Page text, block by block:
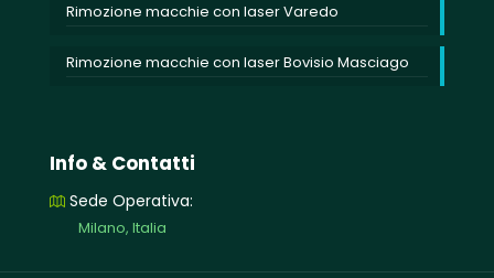
Rimozione macchie con laser Varedo
Rimozione macchie con laser Bovisio Masciago
Info & Contatti
Sede Operativa:
Milano, Italia